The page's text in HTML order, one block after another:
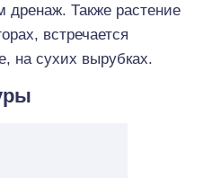
дренаж. Также растение
встречается
на сухих вырубках.